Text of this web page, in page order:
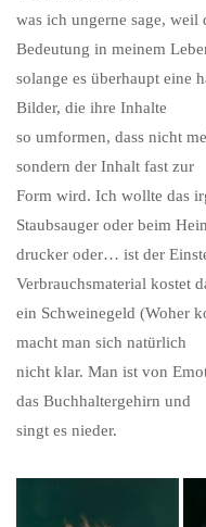
was ich ungerne sage,
Bedeutung in meinem
solange es überhaupt eine
Bilder, die ihre Inhalte
so umformen, dass nicht
sondern der Inhalt fast zur
Form wird. Ich wollte das
Staubsauger oder beim
drucker oder… ist der
Verbrauchsmaterial kostet
ein Schweinegeld (Woher
macht man sich natürlich
nicht klar. Man ist von
das Buchhaltergehirn und
singt es nieder.